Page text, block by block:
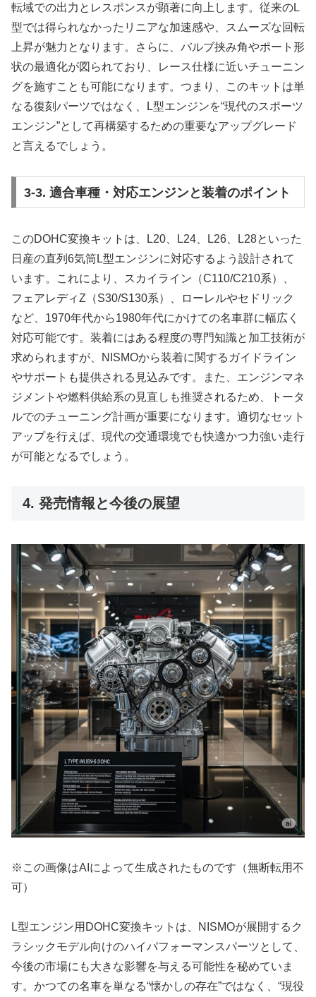
転域での出力とレスポンスが顕著に向上します。従来のL
型では得られなかったリニアな加速感や、スムーズな回転
上昇が魅力となります。さらに、バルブ挟み角やポート形
状の最適化が図られており、レース仕様に近いチューニン
グを施すことも可能になります。つまり、このキットは単
なる復刻パーツではなく、L型エンジンを“現代のスポーツ
エンジン”として再構築するための重要なアップグレード
と言えるでしょう。
3-3. 適合車種・対応エンジンと装着のポイント
このDOHC変換キットは、L20、L24、L26、L28といった
日産の直列6気筒L型エンジンに対応するよう設計されて
います。これにより、スカイライン（C110/C210系）、
フェアレディZ（S30/S130系）、ローレルやセドリック
など、1970年代から1980年代にかけての名車群に幅広く
対応可能です。装着にはある程度の専門知識と加工技術が
求められますが、NISMOから装着に関するガイドライン
やサポートも提供される見込みです。また、エンジンマネ
ジメントや燃料供給系の見直しも推奨されるため、トータ
ルでのチューニング計画が重要になります。適切なセット
アップを行えば、現代の交通環境でも快適かつ力強い走行
が可能となるでしょう。
4. 発売情報と今後の展望
※この画像はAIによって生成されたものです（無断転用不
可）
L型エンジン用DOHC変換キットは、NISMOが展開するク
ラシックモデル向けのハイパフォーマンスパーツとして、
今後の市場にも大きな影響を与える可能性を秘めていま
す。かつての名車を単なる“懐かしの存在”ではなく、“現役